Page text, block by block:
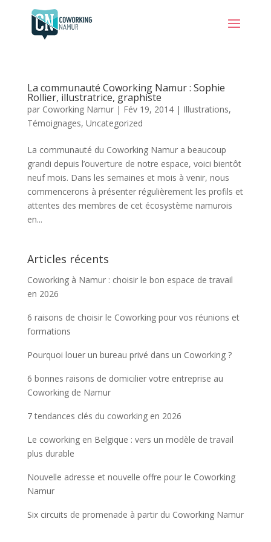
La communauté Coworking Namur : Sophie
Rollier, illustratrice, graphiste
par Coworking Namur| Fév 19, 2014| Illustrations,
Témoignages, Uncategorized
La communauté du Coworking Namur a beaucoup
grandi depuis l’ouverture de notre espace, voici bientôt
neuf mois. Dans les semaines et mois à venir, nous
commencerons à présenter régulièrement les profils et
attentes des membres de cet écosystème namurois
en...
Articles récents
Coworking à Namur : choisir le bon espace de travail
en 2026
6 raisons de choisir le Coworking pour vos réunions et
formations
Pourquoi louer un bureau privé dans un Coworking ?
6 bonnes raisons de domicilier votre entreprise au
Coworking de Namur
7 tendances clés du coworking en 2026
Le coworking en Belgique : vers un modèle de travail
plus durable
Nouvelle adresse et nouvelle offre pour le Coworking
Namur
Six circuits de promenade à partir du Coworking Namur